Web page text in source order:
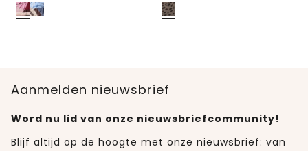
Aanmelden nieuwsbrief
Word nu lid van onze nieuwsbriefcommunity!
Blijf altijd op de hoogte met onze nieuwsbrief: van